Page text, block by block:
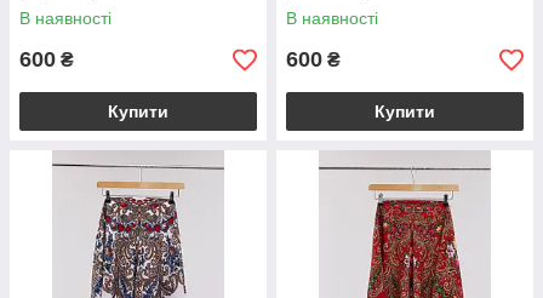
В наявності
600 ₴
Купити
В наявності
600 ₴
Купити